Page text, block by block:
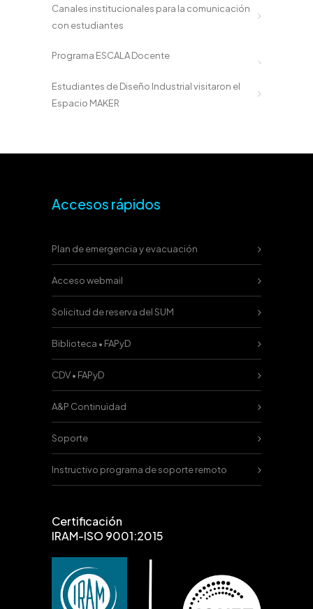
Canales institucionales para la comunicación
con estudiantes
Programa ESCALA Docente
Estudiantes de Diseño Industrial visitaron el
Espacio MAKER
Accesos rápidos
Plan de emergencia y evacuación
Acceso webmail
Solicitud de reserva del SUM
Biblioteca • FAPyD
CDV • FAPyD
A&P Continuidad
Soporte
Instructivo programa de soporte remoto
Certificación
IRAM-ISO 9001:2015